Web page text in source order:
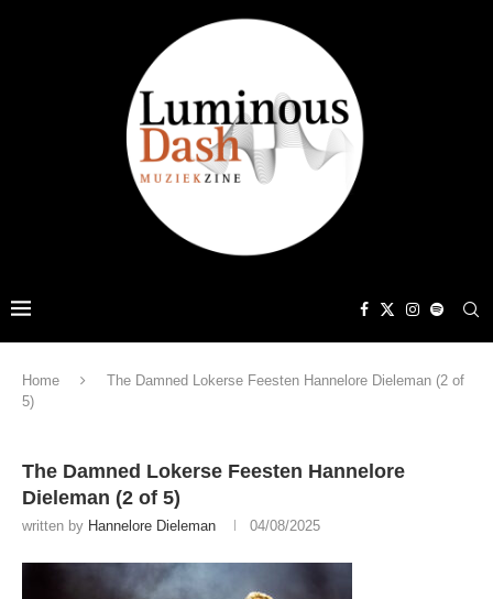
Home
The Damned Lokerse Feesten Hannelore Dieleman (2 of
5)
The Damned Lokerse Feesten Hannelore
Dieleman (2 of 5)
written by Hannelore Dieleman 04/08/2025